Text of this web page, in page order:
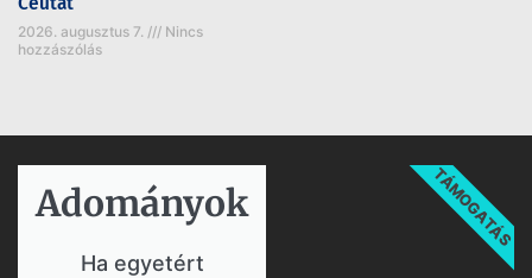
2026. augusztus 7.
Nincs
hozzászólás
Adományok​
Ha egyetért
TÁMOGATÁS